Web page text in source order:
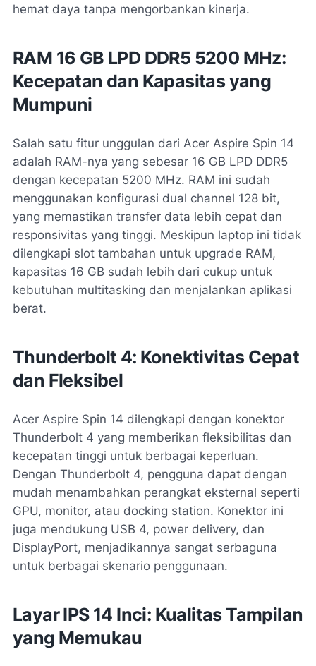
hemat daya tanpa mengorbankan kinerja.
RAM 16 GB LPD DDR5 5200 MHz:
Kecepatan dan Kapasitas yang
Mumpuni
Salah satu fitur unggulan dari Acer Aspire Spin 14
adalah RAM-nya yang sebesar 16 GB LPD DDR5
dengan kecepatan 5200 MHz. RAM ini sudah
menggunakan konfigurasi dual channel 128 bit,
yang memastikan transfer data lebih cepat dan
responsivitas yang tinggi. Meskipun laptop ini tidak
dilengkapi slot tambahan untuk upgrade RAM,
kapasitas 16 GB sudah lebih dari cukup untuk
kebutuhan multitasking dan menjalankan aplikasi
berat.
Thunderbolt 4: Konektivitas Cepat
dan Fleksibel
Acer Aspire Spin 14 dilengkapi dengan konektor
Thunderbolt 4 yang memberikan fleksibilitas dan
kecepatan tinggi untuk berbagai keperluan.
Dengan Thunderbolt 4, pengguna dapat dengan
mudah menambahkan perangkat eksternal seperti
GPU, monitor, atau docking station. Konektor ini
juga mendukung USB 4, power delivery, dan
DisplayPort, menjadikannya sangat serbaguna
untuk berbagai skenario penggunaan.
Layar IPS 14 Inci: Kualitas Tampilan
yang Memukau